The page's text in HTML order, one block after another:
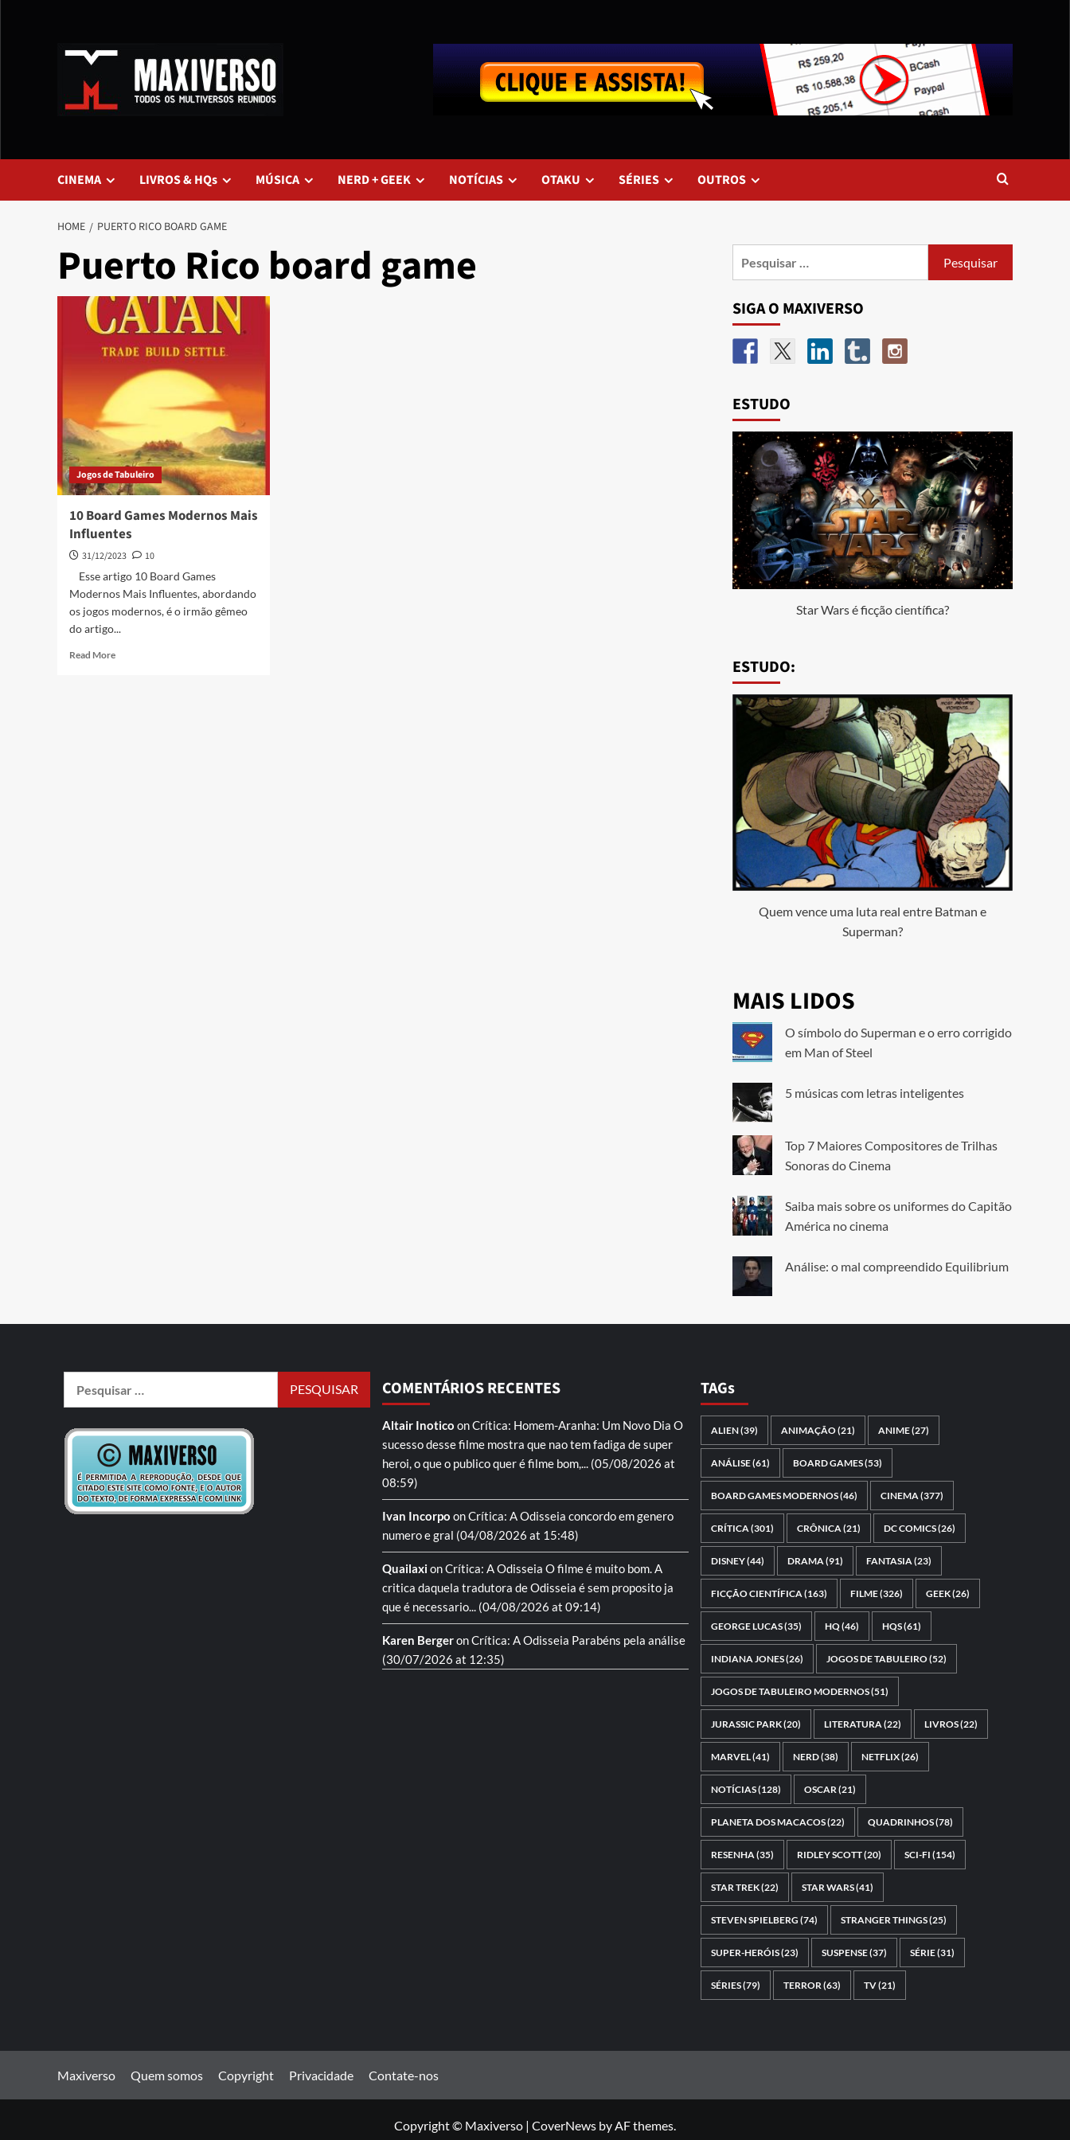
CINEMA LIVROS & HQs MÚSICA NERD + GEEK NOTÍCIAS OTAKU SÉRIES OUTROS
HOME PUERTO RICO BOARD GAME
Puerto Rico board game
Jogos de Tabuleiro
10 Board Games Modernos Mais
Influentes
31/12/2023
10
Esse artigo 10 Board Games
Modernos Mais Influentes, abordando
os jogos modernos, é o irmão gêmeo
do artigo...
Read More
SIGA O MAXIVERSO
ESTUDO
Star Wars é ficção científica?
ESTUDO:
Quem vence uma luta real entre Batman e
Superman?
MAIS LIDOS
O símbolo do Superman e o erro corrigido
em Man of Steel
5 músicas com letras inteligentes
Top 7 Maiores Compositores de Trilhas
Sonoras do Cinema
Saiba mais sobre os uniformes do Capitão
América no cinema
Análise: o mal compreendido Equilibrium
COMENTÁRIOS RECENTES
Altair Inotico onCrítica: Homem-Aranha: Um Novo Dia O
sucesso desse filme mostra que nao tem fadiga de super
heroi, o que o publico quer é filme bom,... (05/08/2026 at
08:59)
Ivan Incorpo onCrítica: A Odisseia concordo em genero
numero e gral (04/08/2026 at 15:48)
QuailaxionCrítica: A Odisseia O filme é muito bom. A
critica daquela tradutora de Odisseia é sem proposito ja
que é necessario... (04/08/2026 at 09:14)
Karen BergeronCrítica: A Odisseia Parabéns pela análise
(30/07/2026 at 12:35)
TAGs
ALIEN(39) ANIMAÇÃO(21) ANIME(27)
ANÁLISE(61) BOARD GAMES(53)
BOARD GAMES MODERNOS(46) CINEMA (377)
CRÍTICA (301) CRÔNICA (21) DC COMICS(26)
DISNEY(44) DRAMA (91) FANTASIA (23)
FICÇÃO CIENTÍFICA (163) FILME(326) GEEK(26)
GEORGE LUCAS(35) HQ(46) HQS(61)
INDIANA JONES(26) JOGOS DE TABULEIRO(52)
JOGOS DE TABULEIRO MODERNOS(51)
JURASSIC PARK(20) LITERATURA (22) LIVROS(22)
MARVEL(41) NERD(38) NETFLIX(26)
NOTÍCIAS(128) OSCAR (21)
PLANETA DOS MACACOS(22) QUADRINHOS(78)
RESENHA (35) RIDLEY SCOTT(20) SCI-FI (154)
STAR TREK(22) STAR WARS(41)
STEVEN SPIELBERG (74) STRANGER THINGS(25)
SUPER-HERÓIS(23) SUSPENSE(37) SÉRIE(31)
SÉRIES(79) TERROR (63) TV(21)
Maxiverso Quem somos Copyright Privacidade Contate-nos
Copyright © Maxiverso | CoverNews by AF themes.